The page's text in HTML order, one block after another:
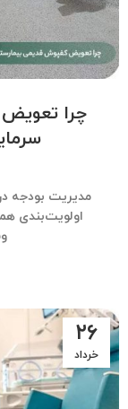
چرا
مدیریت بودجه
اولویت‌بندی
۲۶
خرداد